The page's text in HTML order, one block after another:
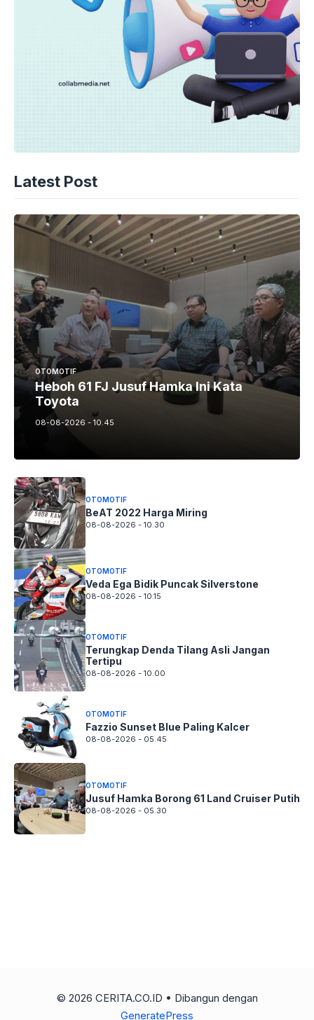
Latest Post
OTOMOTIF
Heboh 61 FJ Jusuf Hamka Ini Kata
Toyota
08-08-2026 - 10.45
OTOMOTIF
BeAT 2022 Harga Miring
08-08-2026 - 10.30
OTOMOTIF
Veda Ega Bidik Puncak Silverstone
08-08-2026 - 10.15
OTOMOTIF
Terungkap Denda Tilang Asli Jangan
Tertipu
08-08-2026 - 10.00
OTOMOTIF
Fazzio Sunset Blue Paling Kalcer
08-08-2026 - 05.45
OTOMOTIF
Jusuf Hamka Borong 61 Land Cruiser Putih
08-08-2026 - 05.30
© 2026 CERITA.CO.ID • Dibangun dengan
GeneratePress